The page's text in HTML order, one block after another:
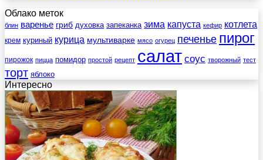
Облако меток
блин варенье гриб духовка запеканка зима капуста кефир котлета
крем куриный курица мультиварке мясо огурец печенье пирог
пирожок пицца помидор простой рецепт салат соус творожный тест
торт яблоко
Интересно